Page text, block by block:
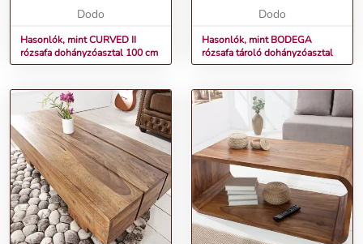
Dodo
Hasonlók, mint CURVED II
rózsafa dohányzóasztal 100 cm
Dodo
Hasonlók, mint BODEGA
rózsafa tároló dohányzóasztal